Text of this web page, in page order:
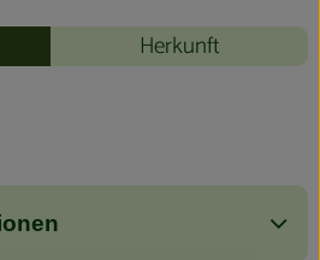
Herkunft